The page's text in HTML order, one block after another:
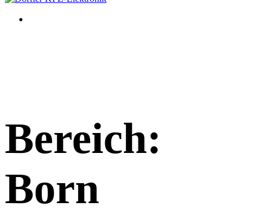
Bereich:
Born